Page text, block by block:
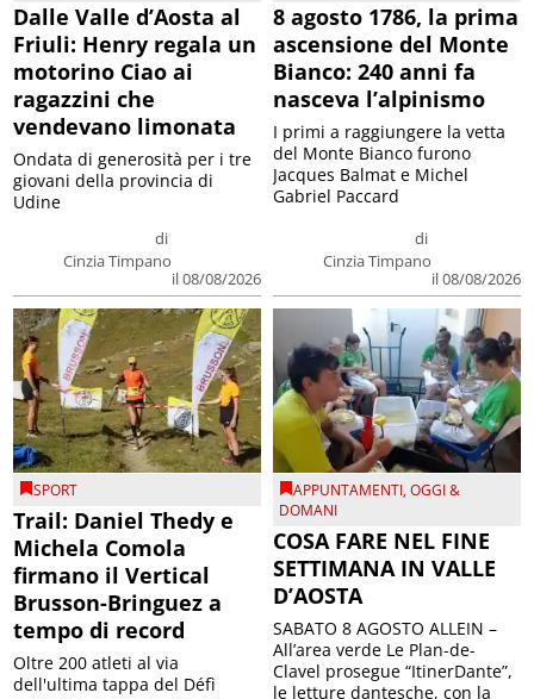
Dalle Valle d’Aosta al
Friuli: Henry regala un
motorino Ciao ai
ragazzini che
vendevano limonata
di
Cinzia Timpano
il 08/08/2026
Ondata di generosità per i tre
giovani della provincia di
Udine
8 agosto 1786, la prima
ascensione del Monte
Bianco: 240 anni fa
nasceva l’alpinismo
di
Cinzia Timpano
il 08/08/2026
I primi a raggiungere la vetta
del Monte Bianco furono
Jacques Balmat e Michel
Gabriel Paccard
SPORT
Trail: Daniel Thedy e
Michela Comola
firmano il Vertical
Brusson-Bringuez a
tempo di record
Oltre 200 atleti al via
dell'ultima tappa del Défì
APPUNTAMENTI,OGGI &
DOMANI
COSA FARE NEL FINE
SETTIMANA IN VALLE
D’AOSTA
SABATO 8 AGOSTO ALLEIN –
All’area verde Le Plan-de-
Clavel prosegue “ItinerDante”,
le letture dantesche, con la